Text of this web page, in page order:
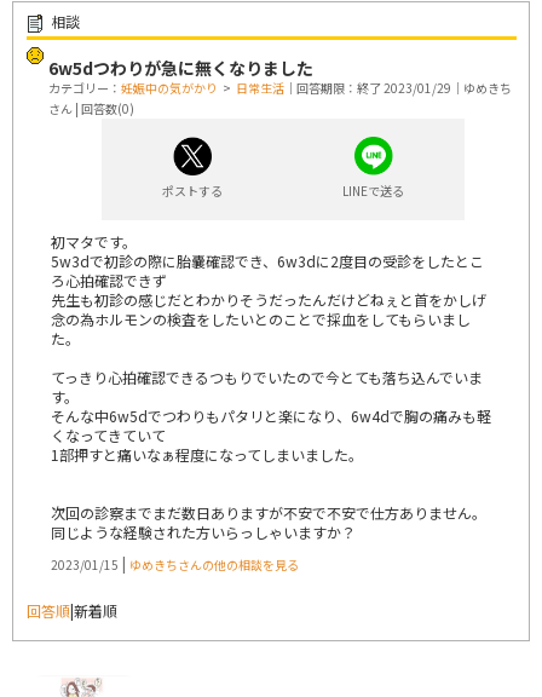
相談
6w5dつわりが急に無くなりました
カテゴリー： 妊娠中の気がかり > 日常生活 ｜回答期限：終了 2023/01/29｜ゆめきち
さん | 回答数(0)
ポストする LINEで送る
初マタです。
5w3dで初診の際に胎嚢確認でき、6w3dに2度目の受診をしたとこ
ろ心拍確認できず
先生も初診の感じだとわかりそうだったんだけどねぇと首をかしげ
念の為ホルモンの検査をしたいとのことで採血をしてもらいまし
た。
てっきり心拍確認できるつもりでいたので今とても落ち込んでいま
す。
そんな中6w5dでつわりもパタリと楽になり、6w4dで胸の痛みも軽
くなってきていて
1部押すと痛いなぁ程度になってしまいました。
次回の診察までまだ数日ありますが不安で不安で仕方ありません。
同じような経験された方いらっしゃいますか？
2023/01/15 | ゆめきちさんの他の相談を見る
回答順|新着順